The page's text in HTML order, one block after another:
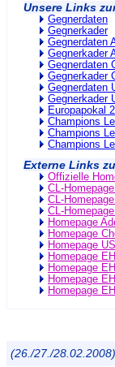
Unsere Links
Gegnerdaten
Gegnerkader
Gegnerdaten
Gegnerkader
Gegnerdaten
Gegnerkader
Gegnerdaten
Gegnerkader
Europapokal
Champions
Champions
Champions
Externe Links
Offizielle
CL-
CL-
CL-
Homepage
Homepage
Homepage
Homepage
Homepage
Homepage
Homepage
(26./27./28.02.2008)